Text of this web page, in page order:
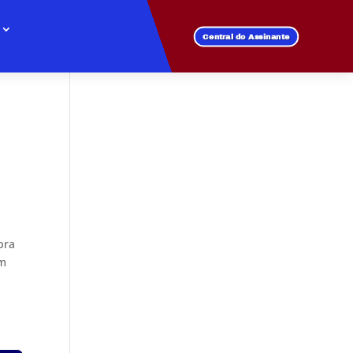
Central do Assinante